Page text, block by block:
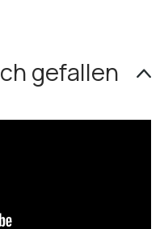
gefallen